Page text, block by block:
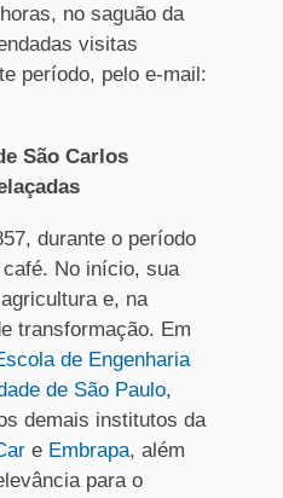
no saguão da
visitas
período, pelo e-mail:
São Carlos
durante o período
No início, sua
e, na
transformação. Em
de Engenharia
de São Paulo,
demais institutos da
e Embrapa, além
para o